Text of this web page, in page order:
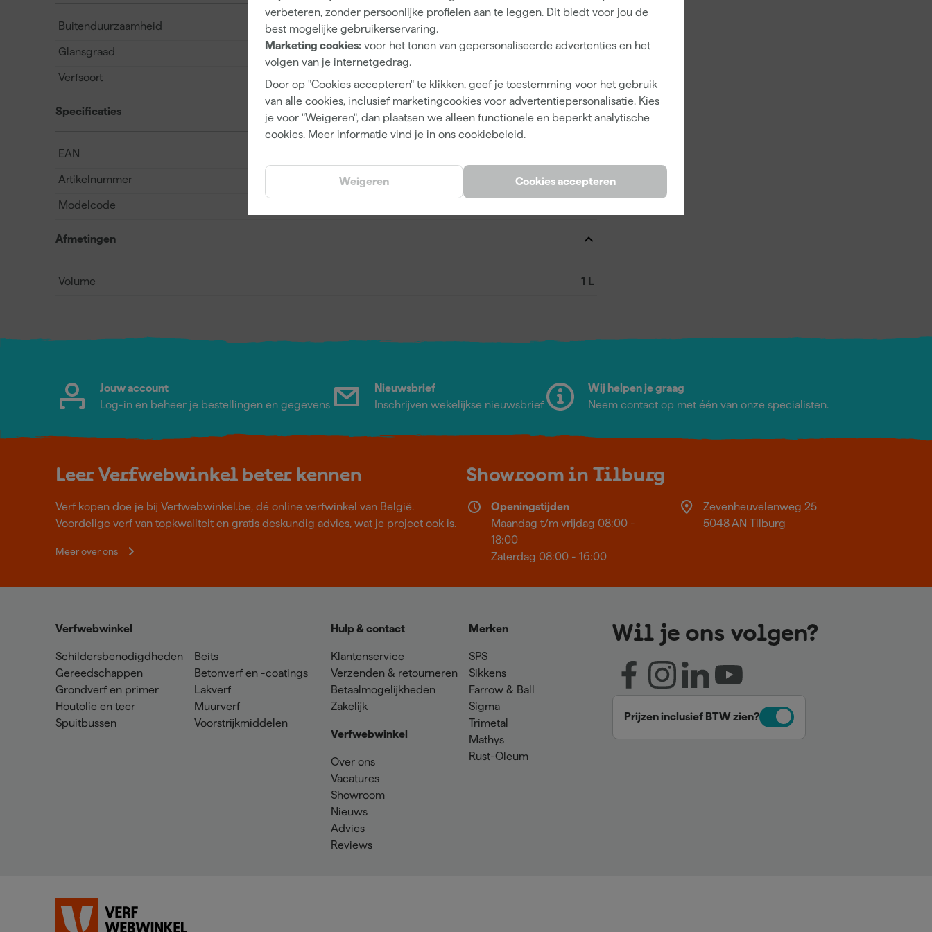
verbeteren, zonder persoonlijke profielen aan te leggen. Dit biedt voor jou de
best mogelijke gebruikerservaring.
Marketing cookies: voor het tonen van gepersonaliseerde advertenties en het
volgen van je internetgedrag.
Door op "Cookies accepteren" te klikken, geef je toestemming voor het gebruik
van alle cookies, inclusief marketingcookies voor advertentiepersonalisatie. Kies
je voor "Weigeren", dan plaatsen we alleen functionele en beperkt analytische
cookies. Meer informatie vind je in ons cookiebeleid.
Cookies accepteren
Weigeren
Buitenduurzaamheid
Glansgraad Zijdeglans
Verfsoort
Specificaties
EAN
Artikelnummer 359574
Modelcode
Afmetingen
Volume 1 L
Jouw account
Log-in en beheer je bestellingen en gegevens
Nieuwsbrief
Inschrijven wekelijkse nieuwsbrief
Wij helpen je graag
Neem contact op met één van onze specialisten.
Leer Verfwebwinkel beter kennen
Verf kopen doe je bij Verfwebwinkel.be, dé online verfwinkel van België.
Voordelige verf van topkwaliteit en gratis deskundig advies, wat je project ook is.
Meer over ons
Showroom in Tilburg
Openingstijden
Maandag t/m vrijdag 08:00 -
18:00
Zaterdag 08:00 - 16:00
Zevenheuvelenweg 25
5048 AN Tilburg
Verfwebwinkel
Schildersbenodigdheden
Gereedschappen
Grondverf en primer
Houtolie en teer
Spuitbussen
Beits
Betonverf en -coatings
Lakverf
Muurverf
Voorstrijkmiddelen
Hulp & contact
Klantenservice
Verzenden & retourneren
Betaalmogelijkheden
Zakelijk
Verfwebwinkel
Over ons
Vacatures
Showroom
Nieuws
Advies
Reviews
Merken
SPS
Sikkens
Farrow & Ball
Sigma
Trimetal
Mathys
Rust-Oleum
Wil je ons volgen?
Prijzen inclusief BTW zien?